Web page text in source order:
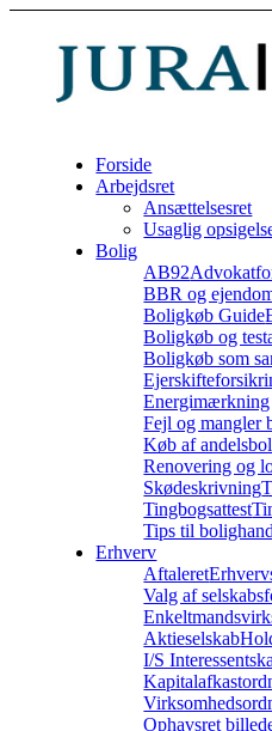
Forside
Arbejdsret
Ansættelsesret
Usaglig
Bolig
AB92
BBR og
Boligkøb Guide
Boligkøb og
Boligkøb som
Fejl og mangler
Køb af
Renovering og
Skødeskrivning
Tingbogsattest
Tips til
Erhverv
Aftaleret
Valg af
Aktieselskab
I/S
Ophavsret